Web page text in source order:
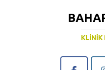
KLINIK